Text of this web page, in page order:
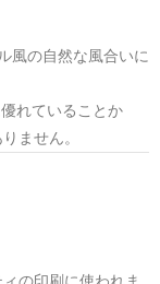
風の自然な風合いに
れていることか
ません。
の印刷に使われま